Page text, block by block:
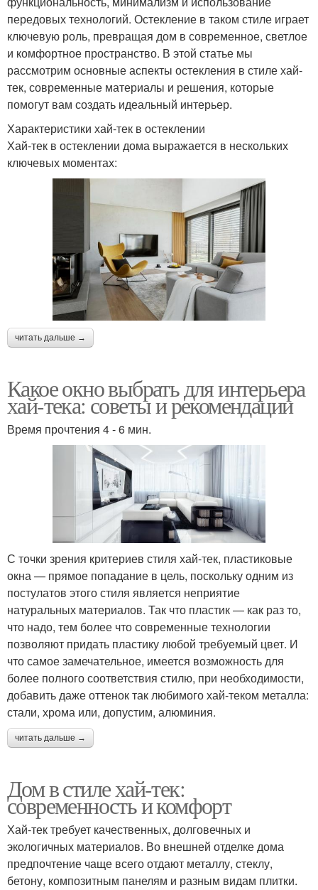
передовых технологий. Остекление в таком стиле играет
ключевую роль, превращая дом в современное, светлое
и комфортное пространство. В этой статье мы
рассмотрим основные аспекты остекления в стиле хай-
тек, современные материалы и решения, которые
помогут вам создать идеальный интерьер.
Характеристики хай-тек в остеклении
Хай-тек в остеклении дома выражается в нескольких
ключевых моментах:
читать дальше →
Какое окно выбрать для интерьера
хай-тека: советы и рекомендации
Время прочтения 4 - 6 мин.
С точки зрения критериев стиля хай-тек, пластиковые
окна — прямое попадание в цель, поскольку одним из
постулатов этого стиля является неприятие
натуральных материалов. Так что пластик — как раз то,
что надо, тем более что современные технологии
позволяют придать пластику любой требуемый цвет. И
что самое замечательное, имеется возможность для
более полного соответствия стилю, при необходимости,
добавить даже оттенок так любимого хай-теком металла:
стали, хрома или, допустим, алюминия.
читать дальше →
Дом в стиле хай-тек:
современность и комфорт
Хай-тек требует качественных, долговечных и
экологичных материалов. Во внешней отделке дома
предпочтение чаще всего отдают металлу, стеклу,
бетону, композитным панелям и разным видам плитки.